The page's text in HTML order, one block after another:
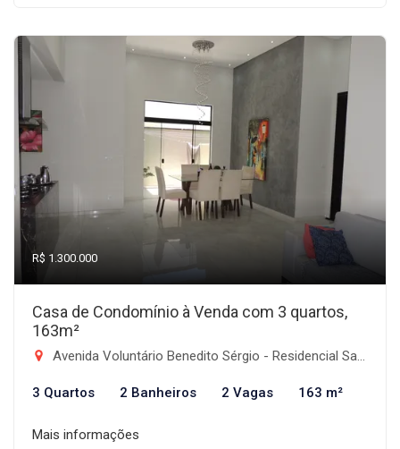
R$ 1.300.000
Casa de Condomínio à Venda com 3 quartos,
163m²
Avenida Voluntário Benedito Sérgio - Residencial Santa Izabel, Taubaté-SP
3 Quartos 2 Banheiros 2 Vagas 163 m²
Mais informações